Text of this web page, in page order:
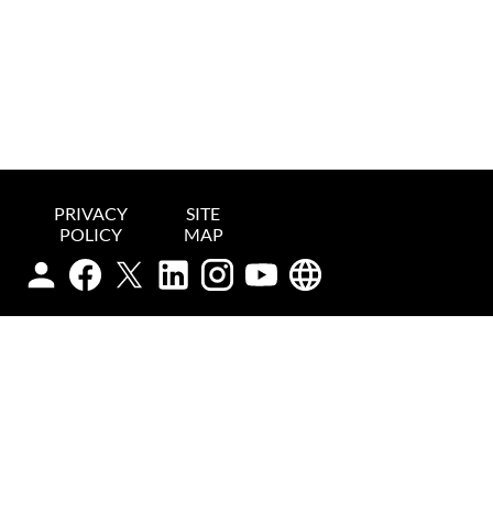
PRIVACY
POLICY
SITE
MAP